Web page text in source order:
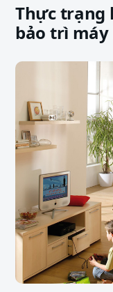
Thực trạng
bảo trì máy